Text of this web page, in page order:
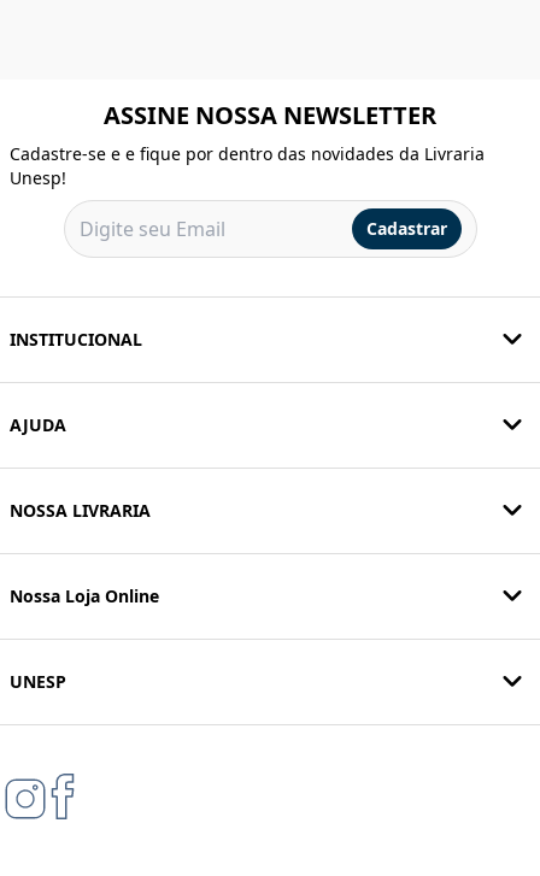
ASSINE NOSSA NEWSLETTER
Cadastre-se e e fique por dentro das novidades da Livraria
Unesp!
Cadastrar
INSTITUCIONAL
AJUDA
NOSSA LIVRARIA
Nossa Loja Online
UNESP